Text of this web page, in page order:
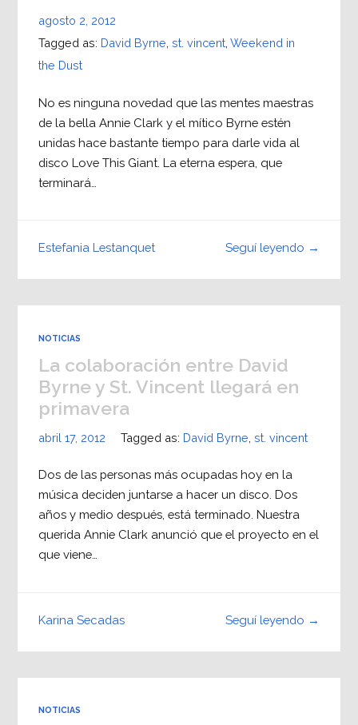
agosto 2, 2012
Tagged as: David Byrne st. vincent, Weekend in
the Dust
No es ninguna novedad que las mentes maestras
de la bella Annie Clark y el mítico Byrne estén
unidas hace bastante tiempo para darle vida al
disco Love This Giant. La eterna espera, que
terminará…
Seguí leyendo →
Estefania Lestanquet
NOTICIAS
La colaboración entre David
Byrne y St. Vincent llegará en
primavera
abril 17, 2012 Tagged as: David Byrne st. vincent
Dos de las personas más ocupadas hoy en la
música deciden juntarse a hacer un disco. Dos
años y medio después, está terminado. Nuestra
querida Annie Clark anunció que el proyecto en el
que viene…
Seguí leyendo →
Karina Secadas
NOTICIAS